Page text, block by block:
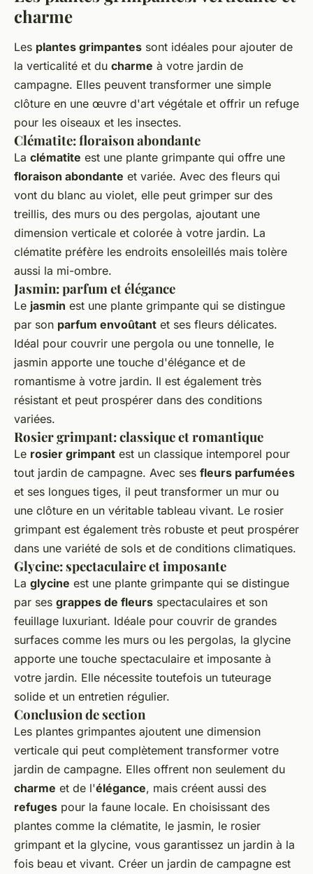
charme
Les plantes grimpantes sont idéales pour ajouter de
la verticalité et du charme à votre jardin de
campagne. Elles peuvent transformer une simple
clôture en une œuvre d'art végétale et offrir un refuge
pour les oiseaux et les insectes.
Clématite: floraison abondante
La clématite est une plante grimpante qui offre une
floraison abondante et variée. Avec des fleurs qui
vont du blanc au violet, elle peut grimper sur des
treillis, des murs ou des pergolas, ajoutant une
dimension verticale et colorée à votre jardin. La
clématite préfère les endroits ensoleillés mais tolère
aussi la mi-ombre.
Jasmin: parfum et élégance
Le jasmin est une plante grimpante qui se distingue
par son parfum envoûtant et ses fleurs délicates.
Idéal pour couvrir une pergola ou une tonnelle, le
jasmin apporte une touche d'élégance et de
romantisme à votre jardin. Il est également très
résistant et peut prospérer dans des conditions
variées.
Rosier grimpant: classique et romantique
Le rosier grimpant est un classique intemporel pour
tout jardin de campagne. Avec ses fleurs parfumées
et ses longues tiges, il peut transformer un mur ou
une clôture en un véritable tableau vivant. Le rosier
grimpant est également très robuste et peut prospérer
dans une variété de sols et de conditions climatiques.
Glycine: spectaculaire et imposante
La glycine est une plante grimpante qui se distingue
par ses grappes de fleurs spectaculaires et son
feuillage luxuriant. Idéale pour couvrir de grandes
surfaces comme les murs ou les pergolas, la glycine
apporte une touche spectaculaire et imposante à
votre jardin. Elle nécessite toutefois un tuteurage
solide et un entretien régulier.
Conclusion de section
Les plantes grimpantes ajoutent une dimension
verticale qui peut complètement transformer votre
jardin de campagne. Elles offrent non seulement du
charme et de l'élégance, mais créent aussi des
refuges pour la faune locale. En choisissant des
plantes comme la clématite, le jasmin, le rosier
grimpant et la glycine, vous garantissez un jardin à la
fois beau et vivant. Créer un jardin de campagne est